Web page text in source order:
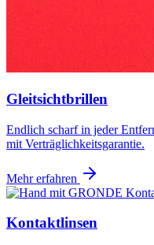
Gleitsichtbrillen
Endlich scharf in jeder
mit Verträglichkeitsgarantie.
Mehr erfahren
Kontaktlinsen